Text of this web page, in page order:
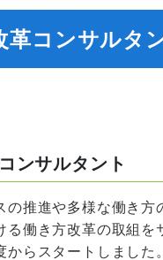
革コンサルタ
ンサルタント
の推進や多様な働き
働き方改革の取組
らスタートしました。